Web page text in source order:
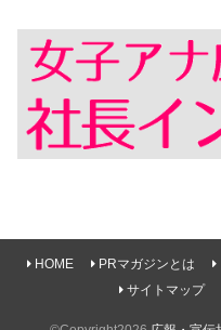
HOME PRマガジンとは
サイトマップ